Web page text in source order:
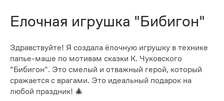
Елочная игрушка "Бибигон"
Здравствуйте! Я создала ёлочную игрушку в технике
папье-маше по мотивам сказки К. Чуковского
"Бибигон". Это смелый и отважный герой, который
сражается с врагами. Это идеальный подарок на
любой праздник! 🎄